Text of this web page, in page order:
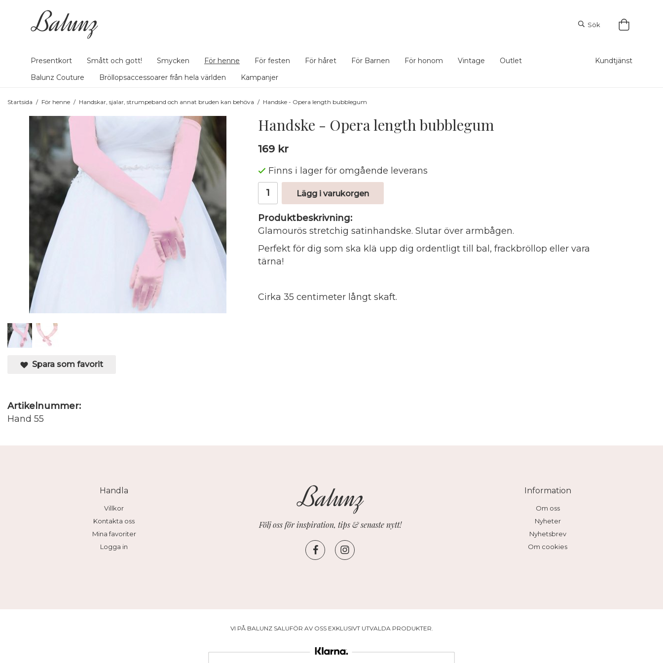
Sök
Presentkort Smått och gott! Smycken För henne För festen För håret För Barnen För honom Vintage
Outlet
Balunz Couture
Bröllopsaccessoarer från hela världen Kampanjer
Kundtjänst
Startsida / För henne / Handskar, sjalar, strumpeband och annat bruden kan behöva / Handske - Opera length bubblegum
Handske - Opera length bubblegum
169 kr
Finns i lager för omgående leverans
Lägg i varukorgen
Produktbeskrivning:
Glamourös stretchig satinhandske. Slutar över armbågen.
Perfekt för dig som ska klä upp dig ordentligt till bal, frackbröllop eller vara
tärna!
Cirka 35 centimeter långt skaft.
Spara som favorit
Artikelnummer:
Hand 55
Handla
Villkor
Kontakta oss
Mina favoriter
Logga in
Följ oss för inspiration, tips & senaste nytt!
Information
Om oss
Nyheter
Nyhetsbrev
Om cookies
VI PÅ BALUNZ SALUFÖR AV OSS EXKLUSIVT UTVALDA PRODUKTER.